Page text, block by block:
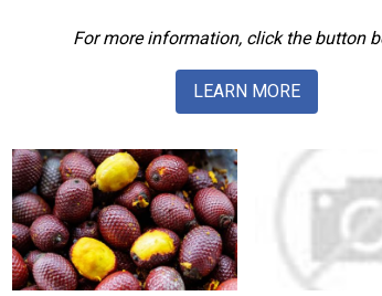
For more information, click the button
LEARN MORE